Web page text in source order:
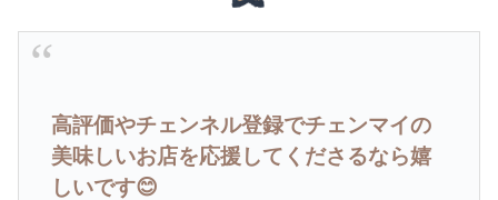
高評価やチェンネル登録でチェンマイの
美味しいお店を応援してくださるなら嬉
しいです😊